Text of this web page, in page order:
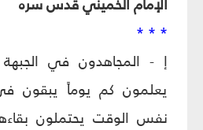
الإمام الخميني قدس سره
* * *
إ - المجاهدون في الجبهة
يعلمون كم يوماً يبقون
نفس الوقت يحتملون